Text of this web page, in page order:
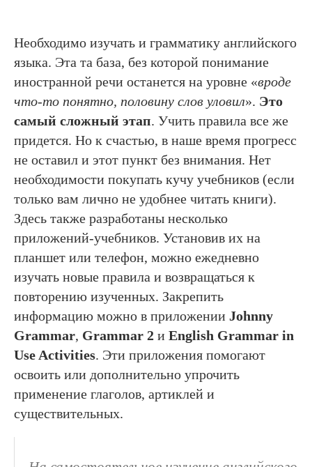
Необходимо изучать и грамматику английского
языка. Эта та база, без которой понимание
иностранной речи останется на уровне «вроде
что-то понятно, половину слов уловил». Это
самый сложный этап. Учить правила все же
придется. Но к счастью, в наше время прогресс
не оставил и этот пункт без внимания. Нет
необходимости покупать кучу учебников (если
только вам лично не удобнее читать книги).
Здесь также разработаны несколько
приложений-учебников. Установив их на
планшет или телефон, можно ежедневно
изучать новые правила и возвращаться к
повторению изученных. Закрепить
информацию можно в приложении Johnny
Grammar, Grammar 2 и English Grammar in
Use Activities. Эти приложения помогают
освоить или дополнительно упрочить
применение глаголов, артиклей и
существительных.